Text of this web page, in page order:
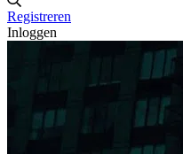
Registreren
Inloggen